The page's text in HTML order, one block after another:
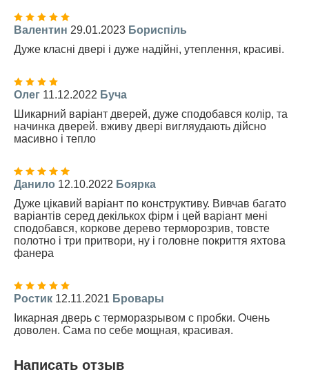
Валентин 29.01.2023 Бориспіль
Дуже класні двері і дуже надійні, утеплення, красиві.
Олег 11.12.2022 Буча
Шикарний варіант дверей, дуже сподобався колір, та
начинка дверей. вживу двері вигляудають дійсно
масивно і тепло
Данило 12.10.2022 Боярка
Дуже цікавий варіант по конструктиву. Вивчав багато
варіантів серед декількох фірм і цей варіант мені
сподобався, коркове дерево терморозрив, товсте
полотно і три притвори, ну і головне покриття яхтова
фанера
Ростик 12.11.2021 Бровары
Iикарная дверь с терморазрывом с пробки. Очень
доволен. Сама по себе мощная, красивая.
Написать отзыв